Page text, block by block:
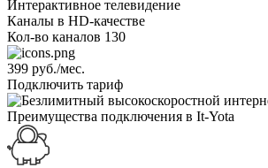
Интерактивное телевидение
Каналы в HD-качестве
Кол-во каналов 130
399 руб./мес.
Подключить тариф
Преимущества подключения в It-Yota